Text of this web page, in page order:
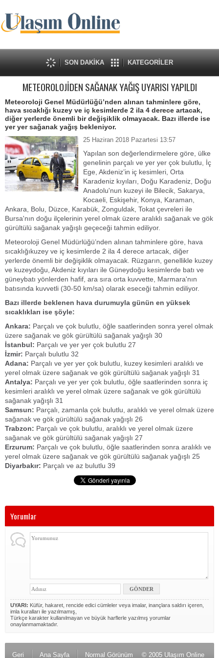
SON DAKİKA KATEGORİLER
METEOROLOJİDEN SAĞANAK YAĞIŞ UYARISI YAPILDI
Meteoroloji Genel Müdürlüğü’nden alınan tahminlere göre,
hava sıcaklığı kuzey ve iç kesimlerde 2 ila 4 derece artacak,
diğer yerlerde önemli bir değişiklik olmayacak. Bazı illerde ise
yer yer sağanak yağış bekleniyor.
25 Haziran 2018 Pazartesi 13:57
Yapılan son değerlendirmelere göre, ülke
genelinin parçalı ve yer yer çok bulutlu, İç
Ege, Akdeniz’in iç kesimleri, Orta
Karadeniz kıyıları, Doğu Karadeniz, Doğu
Anadolu'nun kuzeyi ile Bilecik, Sakarya,
Kocaeli, Eskişehir, Konya, Karaman,
Ankara, Bolu, Düzce, Karabük, Zonguldak, Tokat çevreleri ile
Bursa'nın doğu ilçelerinin yerel olmak üzere aralıklı sağanak ve gök
gürültülü sağanak yağışlı geçeceği tahmin ediliyor.
Meteoroloji Genel Müdürlüğü’nden alınan tahminlere göre, hava
sıcaklığıkuzey ve iç kesimlerde 2 ila 4 derece artacak, diğer
yerlerde önemli bir değişiklik olmayacak. Rüzgarın, genellikle kuzey
ve kuzeydoğu, Akdeniz kıyıları ile Güneydoğu kesimlerde batı ve
güneybatı yönlerden hafif, ara sıra orta kuvvette, Marmara'nın
batısında kuvvetli (30-50 km/sa) olarak eseceği tahmin ediliyor.
Bazı illerde beklenen hava durumuyla günün en yüksek
sıcaklıkları ise şöyle:
Ankara: Parçalı ve çok bulutlu, öğle saatlerinden sonra yerel olmak
üzere sağanak ve gök gürültülü sağanak yağışlı 30
İstanbul: Parçalı ve yer yer çok bulutlu 27
İzmir: Parçalı bulutlu 32
Adana: Parçalı ve yer yer çok bulutlu, kuzey kesimleri aralıklı ve
yerel olmak üzere sağanak ve gök gürültülü sağanak yağışlı 31
Antalya: Parçalı ve yer yer çok bulutlu, öğle saatlerinden sonra iç
kesimleri aralıklı ve yerel olmak üzere sağanak ve gök gürültülü
sağanak yağışlı 31
Samsun: Parçalı, zamanla çok bulutlu, aralıklı ve yerel olmak üzere
sağanak ve gök gürültülü sağanak yağışlı 26
Trabzon: Parçalı ve çok bulutlu, aralıklı ve yerel olmak üzere
sağanak ve gök gürültülü sağanak yağışlı 27
Erzurum: Parçalı ve çok bulutlu, öğle saatlerinden sonra aralıklı ve
yerel olmak üzere sağanak ve gök gürültülü sağanak yağışlı 25
Diyarbakır: Parçalı ve az bulutlu 39
Yorumlar
UYARI: Küfür, hakaret, rencide edici cümleler veya imalar, inançlara saldırı içeren,
imla kuralları ile yazılmamış,
Türkçe karakter kullanılmayan ve büyük harflerle yazılmış yorumlar
onaylanmamaktadır.
Geri Ana Sayfa Normal Görünüm © 2005 Ulaşım Online